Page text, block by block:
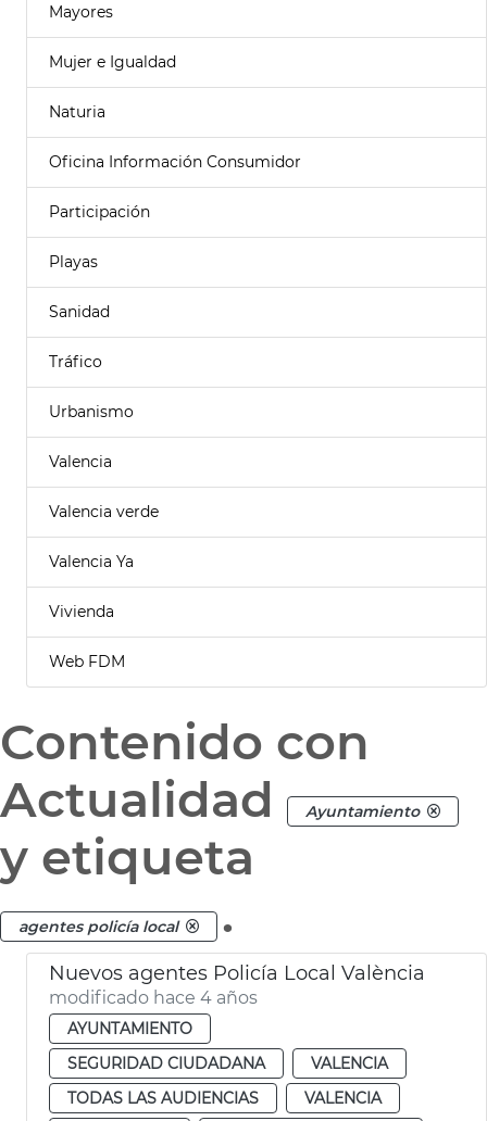
Mayores
Mujer e Igualdad
Naturia
Oficina Información Consumidor
Participación
Playas
Sanidad
Tráfico
Urbanismo
Valencia
Valencia verde
Valencia Ya
Vivienda
Web FDM
Contenido con
Actualidad
Ayuntamiento
y etiqueta
agentes policía local .
Nuevos agentes Policía Local València
modificado hace 4 años
AYUNTAMIENTO
SEGURIDAD CIUDADANA
VALENCIA
TODAS LAS AUDIENCIAS
VALENCIA